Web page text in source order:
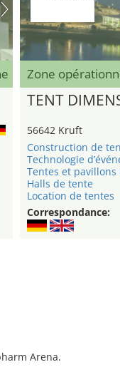
Zone
TENT
56642 Kruft
Construction de
Technologie
Tentes et pavillons
Halls de tente
Location de tentes
Correspondance:
Arena.